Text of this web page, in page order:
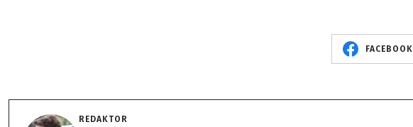
FACEBOOK
REDAKTOR